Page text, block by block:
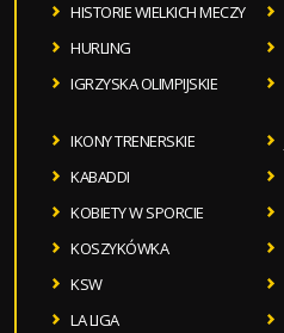
HISTORIE WIELKICH MECZY
HURLING
IGRZYSKA OLIMPIJSKIE
IKONY TRENERSKIE
KABADDI
KOBIETY W SPORCIE
KOSZYKÓWKA
KSW
LA LIGA